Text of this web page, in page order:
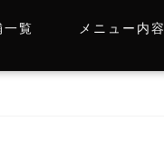
一覧 メニュー内容